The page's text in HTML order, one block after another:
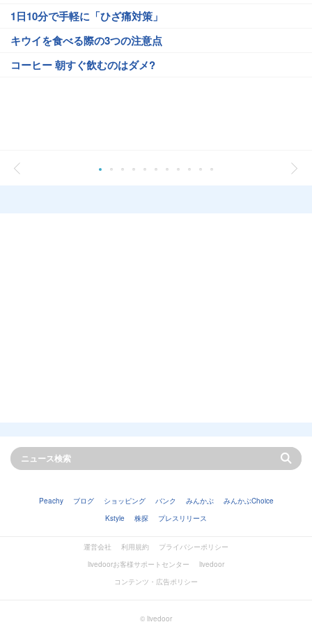
1日10分で手軽に「ひざ痛対策」
キウイを食べる際の3つの注意点
コーヒー 朝すぐ飲むのはダメ?
Peachy ブログ ショッピング バンク みんかぶ
みんかぶChoice
Kstyle
株探 プレスリリース
運営会社 利用規約
プライバシーポリシー
livedoorお客様サポートセンター
livedoor
コンテンツ・広告ポリシー
© livedoor